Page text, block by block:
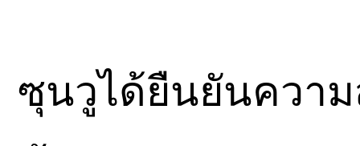
ซุนวูได้ยืนยันควา